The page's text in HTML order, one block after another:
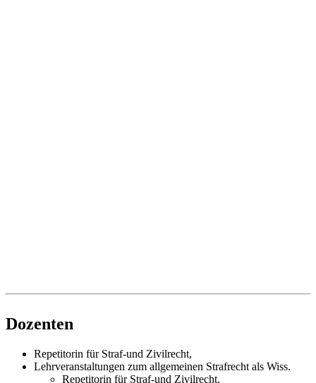
Dozenten
Repetitorin für Straf-und Zivilrecht,
Lehrveranstaltungen zum allgemeinen Strafrecht als Wiss.
Repetitorin für Straf-und Zivilrecht,